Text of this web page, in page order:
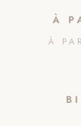
À
À